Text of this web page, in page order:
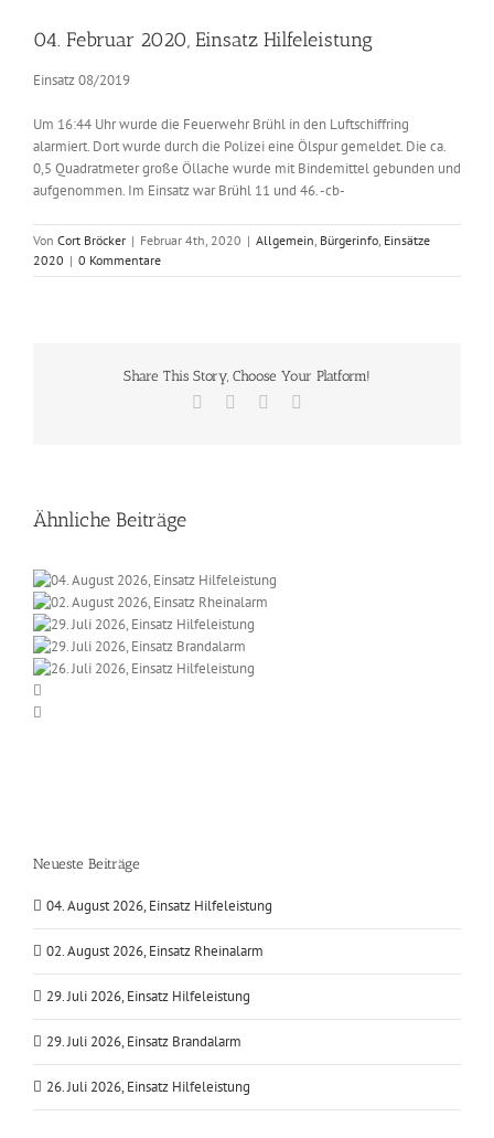
Bild
04. Februar 2020, Einsatz Hilfeleistung
Einsatz 08/2019
Um 16:44 Uhr wurde die Feuerwehr Brühl in den Luftschiffring
alarmiert. Dort wurde durch die Polizei eine Ölspur gemeldet. Die ca.
0,5 Quadratmeter große Öllache wurde mit Bindemittel gebunden und
aufgenommen. Im Einsatz war Brühl 11 und 46. -cb-
Von Cort Bröcker | Februar 4th, 2020 | Allgemein Bürgerinfo Einsätze
2020 | 0 Kommentare
Share This Story, Choose Your Platform!
Facebook
Ähnliche Beiträge
Neueste Beiträge
04. August 2026, Einsatz Hilfeleistung
02. August 2026, Einsatz Rheinalarm
29. Juli 2026, Einsatz Hilfeleistung
29. Juli 2026, Einsatz Brandalarm
26. Juli 2026, Einsatz Hilfeleistung